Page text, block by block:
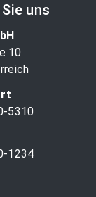
uns
10
5310
1234